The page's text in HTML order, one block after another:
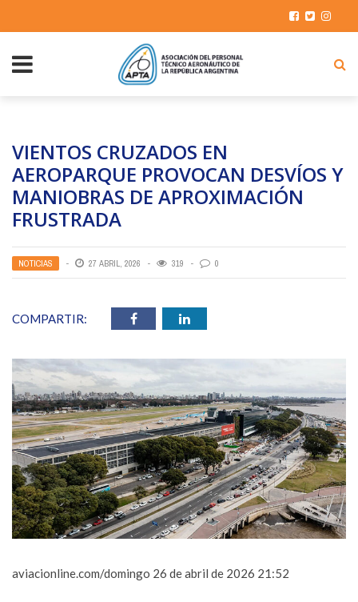
VIENTOS CRUZADOS EN
AEROPARQUE PROVOCAN DESVÍOS Y
MANIOBRAS DE APROXIMACIÓN
FRUSTRADA
NOTICIAS 27 ABRIL, 2026 319 0
COMPARTIR:
aviacionline.com/domingo 26 de abril de 2026 21:52